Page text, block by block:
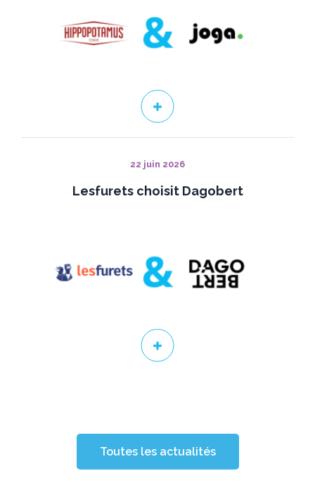
22 juin 2026
Lesfurets choisit Dagobert
Toutes les actualités